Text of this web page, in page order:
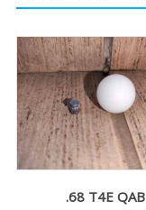
.68 T4E QAB